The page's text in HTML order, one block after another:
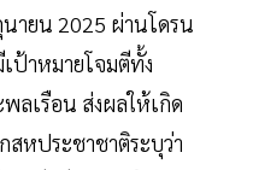
ายน 2025 ผ่านโดรน
ป้าหมายโจมตีทั้ง
ลเรือน ส่งผลให้เกิด
สหประชาชาติระบุว่า